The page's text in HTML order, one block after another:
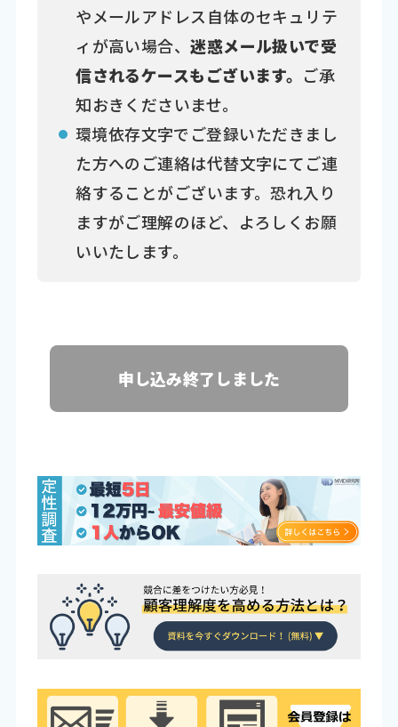
やメールアドレス自体のセキュリテ
ィが高い場合、迷惑メール扱いで受
信されるケースもございます。 ご承
知おきくださいませ。
環境依存文字でご登録いただきまし
た方へのご連絡は代替文字にてご連
絡することがございます。恐れ入り
ますがご理解のほど、よろしくお願
いいたします。
申し込み終了しました